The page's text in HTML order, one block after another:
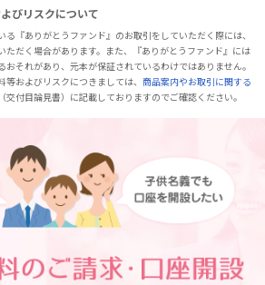
びリスクについて
『ありがとうファンド』のお取引をしていただく際には、
ただく場合があります。また、『ありがとうファンド』には
それがあり、元本が保証されているわけではありません。
等およびリスクにつきましては、商品案内やお取引に関する
交付目論見書）に記載しておりますのでご確認ください。